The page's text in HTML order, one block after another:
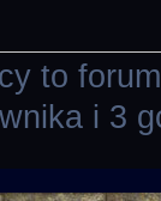
to
i 3